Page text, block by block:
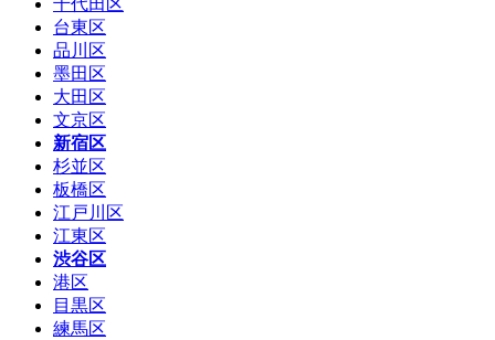
千代田区
台東区
品川区
墨田区
大田区
文京区
新宿区
杉並区
板橋区
江戸川区
江東区
渋谷区
港区
目黒区
練馬区